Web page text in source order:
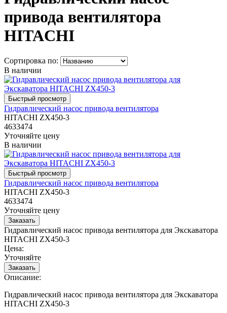
привода вентилятора
HITACHI
Сортировка по:
В наличии
Гидравлический насос привода вентилятора
HITACHI ZX450-3
4633474
Уточняйте цену
В наличии
Гидравлический насос привода вентилятора
HITACHI ZX450-3
4633474
Уточняйте цену
Гидравлический насос привода вентилятора для Экскаватора
HITACHI ZX450-3
Цена:
Уточняйте
Описание:
Гидравлический насос привода вентилятора для Экскаватора
HITACHI ZX450-3